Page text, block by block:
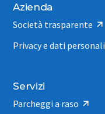
Azienda
Società trasparente
Privacy e dati personali
Servizi
Parcheggi a raso